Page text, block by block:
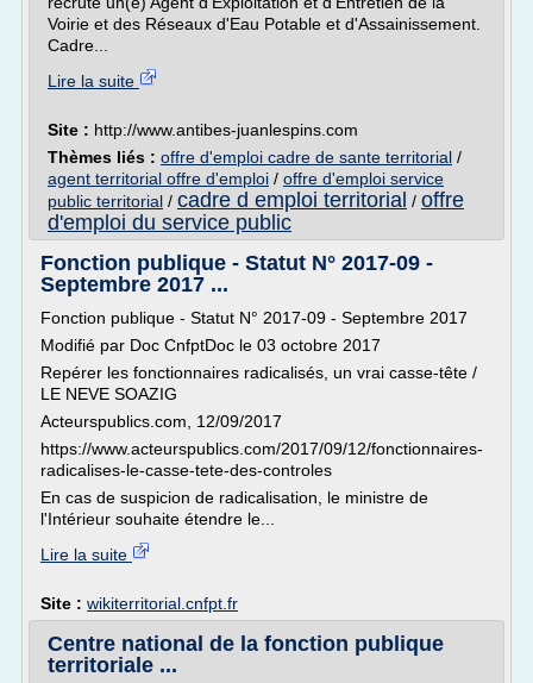
Voirie et des Réseaux d'Eau Potable et d'Assainissement.
Cadre...
Lire la suite
Site : http://www.antibes-juanlespins.com
Thèmes liés : offre d'emploi cadre de sante territorial /
agent territorial offre d'emploi / offre d'emploi service
public territorial / cadre d emploi territorial / offre
d'emploi du service public
Fonction publique - Statut N° 2017-09 -
Septembre 2017 ...
Fonction publique - Statut N° 2017-09 - Septembre 2017
Modifié par Doc CnfptDoc le 03 octobre 2017
Repérer les fonctionnaires radicalisés, un vrai casse-tête /
LE NEVE SOAZIG
Acteurspublics.com, 12/09/2017
https://www.acteurspublics.com/2017/09/12/fonctionnaires-
radicalises-le-casse-tete-des-controles
En cas de suspicion de radicalisation, le ministre de
l'Intérieur souhaite étendre le...
Lire la suite
Site : wikiterritorial.cnfpt.fr
Centre national de la fonction publique
territoriale ...